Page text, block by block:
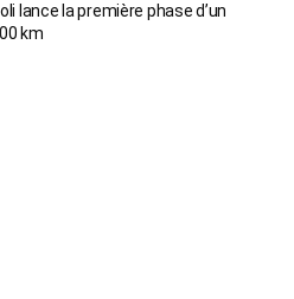
lance la première phase d’un
km